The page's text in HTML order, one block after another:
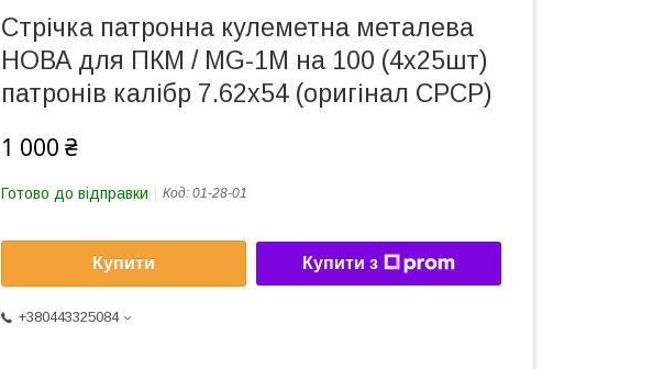
Стрічка патронна кулеметна металева
НОВА для ПКМ / MG-1М на 100 (4х25шт)
патронів калібр 7.62х54 (оригінал СРСР)
1 000 ₴
Готово до відправки Код: 01-28-01
Купити Купити з
+380443325084